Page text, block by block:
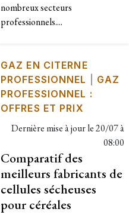
nombreux secteurs
professionnels....
GAZ EN CITERNE
PROFESSIONNEL
GAZ
PROFESSIONNEL :
OFFRES ET PRIX
Dernière mise à jour le20/07 à
08:00
Comparatif des
meilleurs fabricants de
cellules sécheuses
pour céréales